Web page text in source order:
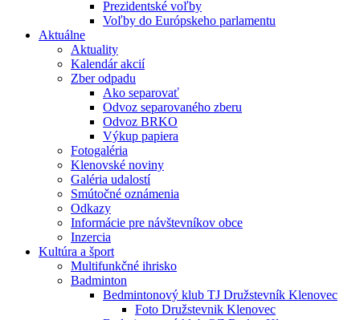
Prezidentské voľby
Voľby do Európskeho parlamentu
Aktuálne
Aktuality
Kalendár akcií
Zber odpadu
Ako separovať
Odvoz separovaného zberu
Odvoz BRKO
Výkup papiera
Fotogaléria
Klenovské noviny
Galéria udalostí
Smútočné oznámenia
Odkazy
Informácie pre návštevníkov obce
Inzercia
Kultúra a šport
Multifunkčné ihrisko
Badminton
Bedmintonový klub TJ Družstevník Klenovec
Foto Družstevnik Klenovec